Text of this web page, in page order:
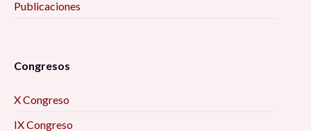
Publicaciones
Congresos
X Congreso
IX Congreso